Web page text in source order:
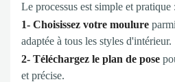
Le processus est simple et pratique :
1- Choisissez votre moulure
adaptée à tous les styles d'intérieur.
2- Téléchargez le plan de pose
et précise.